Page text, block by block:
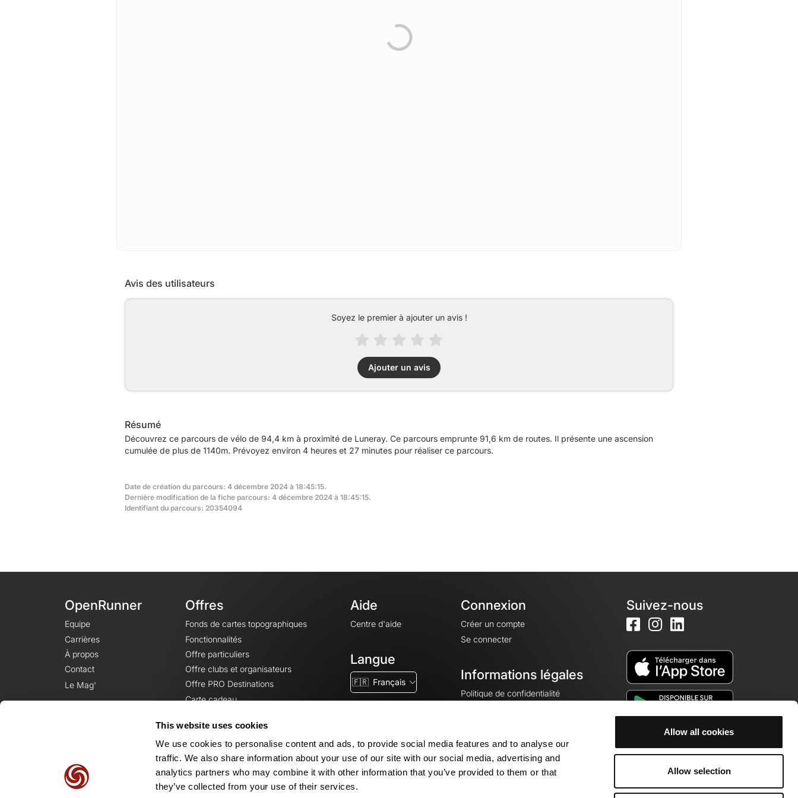
This website uses cookies
We use cookies to personalise content and ads, to provide social media features and to analyse our
traffic. We also share information about your use of our site with our social media, advertising and
analytics partners who may combine it with other information that you’ve provided to them or that
they’ve collected from your use of their services.
Allow all cookies
Allow selection
Avis des utilisateurs
Soyez le premier à ajouter un avis !
Ajouter un avis
Résumé
Découvrez ce parcours de vélo de 94,4 km à proximité de Luneray. Ce parcours emprunte 91,6 km de routes. Il présente une ascension
cumulée de plus de 1140m. Prévoyez environ 4 heures et 27 minutes pour réaliser ce parcours.
Date de création du parcours: 4 décembre 2024 à 18:45:15.
Dernière modification de la fiche parcours: 4 décembre 2024 à 18:45:15.
Identifiant du parcours: 20354094
OpenRunner
Equipe
Carrières
À propos
Contact
Le Mag'
Offres
Fonds de cartes topographiques
Fonctionnalités
Offre particuliers
Offre clubs et organisateurs
Offre PRO Destinations
Carte cadeau
Aide
Centre d'aide
Langue
🇫🇷 Français
Connexion
Créer un compte
Se connecter
Informations légales
Politique de confidentialité
Mentions légales
Paramètres des cookies
Suivez-nous